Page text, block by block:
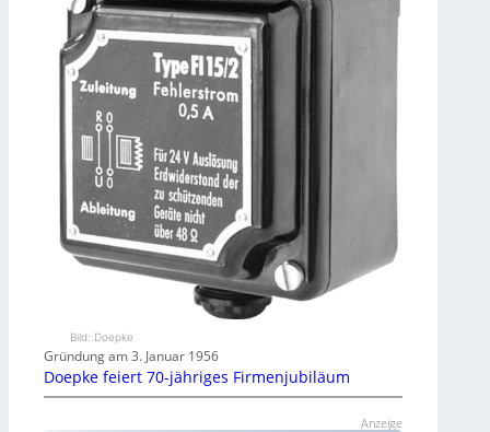
Bild: Doepke
Gründung am 3. Januar 1956
Doepke feiert 70-jähriges Firmenjubiläum
Anzeige